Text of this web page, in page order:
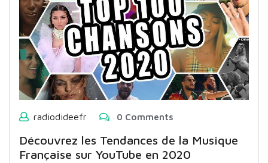
radiodideefr 0 Comments
Découvrez les Tendances de la Musique
Française sur YouTube en 2020